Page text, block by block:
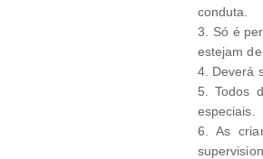
conduta.
3. Só é
estejam
4. Deverá
5. Todos
especiais.
6. As